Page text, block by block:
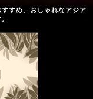
すめ、おしゃれなアジア